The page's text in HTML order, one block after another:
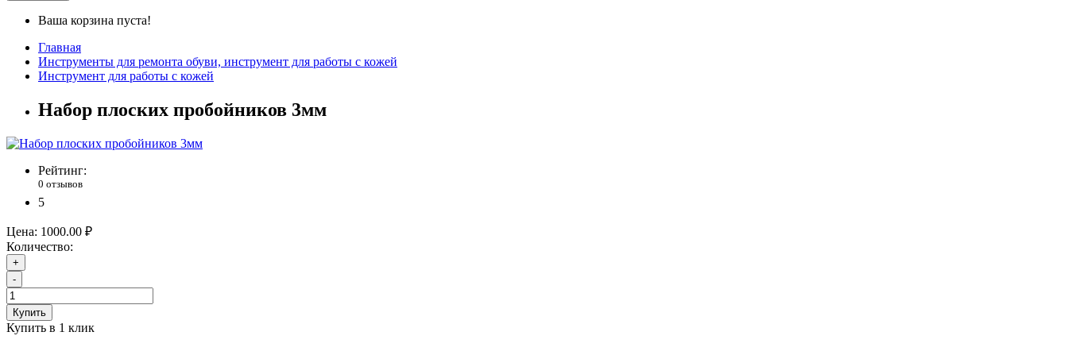
Ваша корзина пуста!
Главная
Инструменты для ремонта обуви, инструмент для работы с кожей
Инструмент для работы с кожей
Набор плоских пробойников 3мм
Рейтинг:
0 отзывов
5
Цена: 1000.00 ₽
Количество:
+
-
Купить
Купить в 1 клик